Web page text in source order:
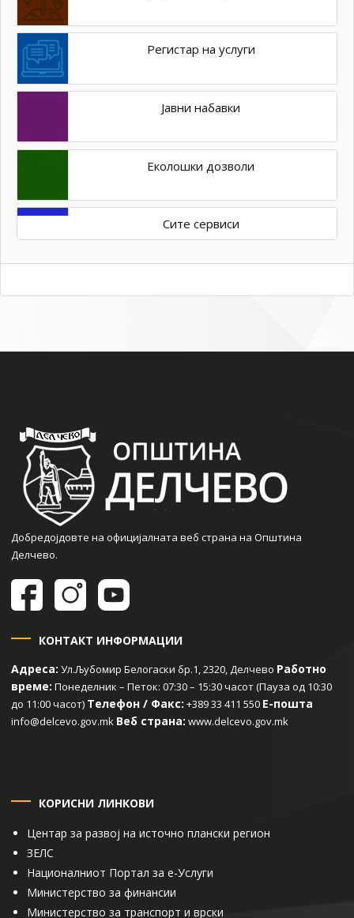
Регистар на услуги
Јавни набавки
Еколошки дозволи
Сите сервиси
Добредојдовте на официјалната веб страна на Општина
Делчево.
КОНТАКТ ИНФОРМАЦИИ
Адреса: Ул.Љубомир Белогаски бр.1, 2320, Делчево Работно
време: Понеделник – Петок: 07:30 – 15:30 часот (Пауза од 10:30
до 11:00 часот) Телефон / Факс: +389 33 411 550 Е-пошта
info@delcevo.gov.mk Веб страна: www.delcevo.gov.mk
КОРИСНИ ЛИНКОВИ
Центар за развој на источно плански регион
ЗЕЛС
Националниот Портал за е-Услуги
Министерство за финансии
Министерство за транспорт и врски